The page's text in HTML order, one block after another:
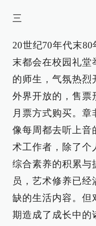
三
20世纪70年代末
末都会在校园礼堂
的师生，气氛热烈
外界开放的，售票
月票方式购买。
像每周都去听上音
术工作者，除了个
综合素养的积累与
员，艺术修养已
缺的生活内容。但
期造成了成长中的